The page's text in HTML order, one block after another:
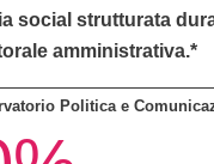
social strutturata
amministrativa.*
Politica e